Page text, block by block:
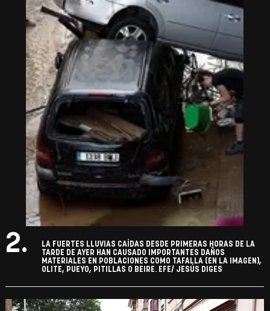
2.
LA FUERTES LLUVIAS CAÍDAS DESDE PRIMERAS HORAS DE LA
TARDE DE AYER HAN CAUSADO IMPORTANTES DAÑOS
MATERIALES EN POBLACIONES COMO TAFALLA (EN LA IMAGEN),
OLITE, PUEYO, PITILLAS O BEIRE. EFE/ JESÚS DIGES